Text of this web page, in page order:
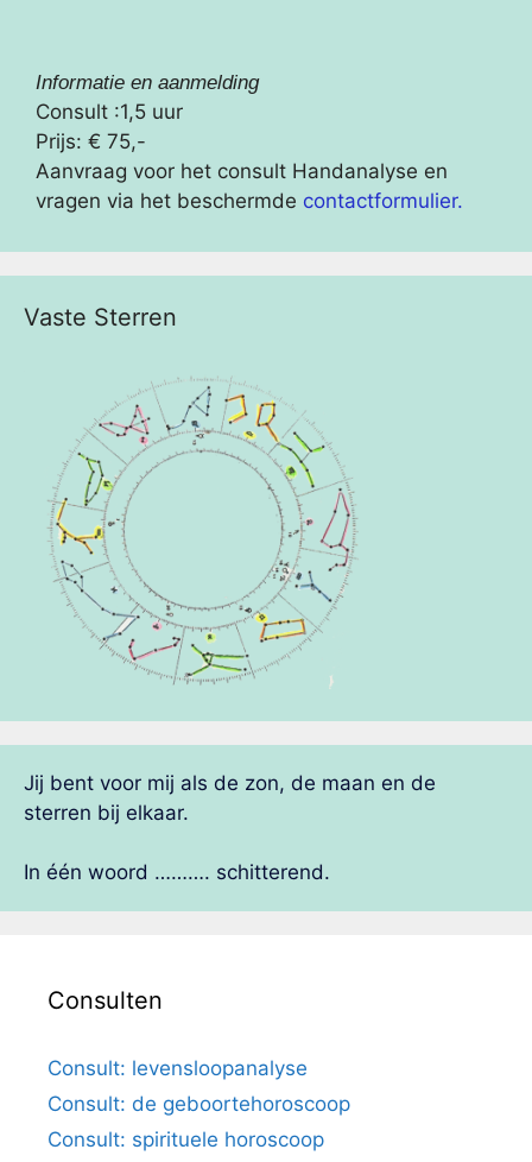
Informatie en aanmelding
Consult :1,5 uur
Prijs: € 75,-
Aanvraag voor het consult Handanalyse en
vragen via het beschermde contactformulier.
Vaste Sterren
Jij bent voor mij als de zon, de maan en de
sterren bij elkaar.
In één woord ………. schitterend.
Consulten
Consult: levensloopanalyse
Consult: de geboortehoroscoop
Consult: spirituele horoscoop